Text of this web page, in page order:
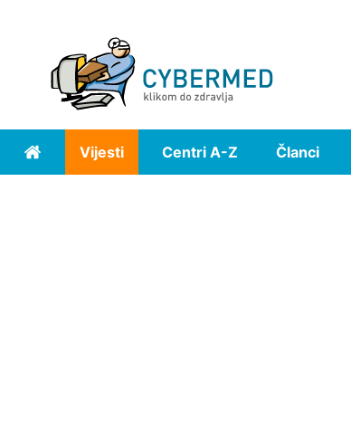
Home Vijesti Centri A-Z Članci